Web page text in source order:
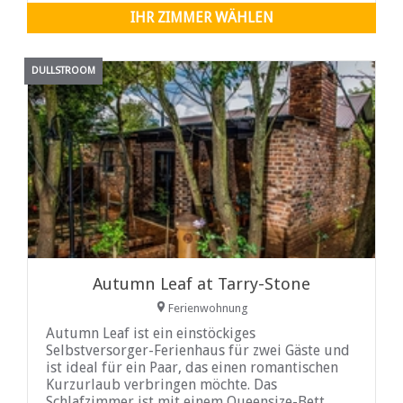
wenige Meter von den Chalets entfernt liegt. Es
gibt einen Picknickplatz, ein Restaurant, einen
sicheren Parkplatz.
IHR ZIMMER WÄHLEN
DULLSTROOM
Autumn Leaf at Tarry-Stone
Ferienwohnung
Autumn Leaf ist ein einstöckiges
Selbstversorger-Ferienhaus für zwei Gäste und
ist ideal für ein Paar, das einen romantischen
Kurzurlaub verbringen möchte. Das